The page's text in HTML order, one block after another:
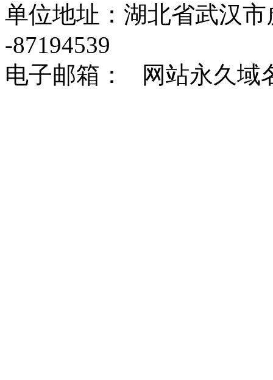
单位地址：湖北省武汉
-87194539
电子邮箱： 网站永久域